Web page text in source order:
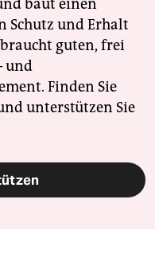
baut einen
Schutz und Erhalt
guten, frei
und
Finden Sie
unterstützen Sie